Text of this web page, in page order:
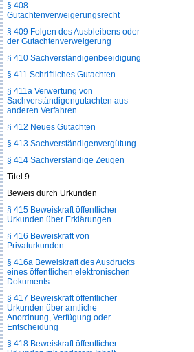
§ 408
Gutachtenverweigerungsrecht
§ 409 Folgen des Ausbleibens oder
der Gutachtenverweigerung
§ 410 Sachverständigenbeeidigung
§ 411 Schriftliches Gutachten
§ 411a Verwertung von
Sachverständigengutachten aus
anderen Verfahren
§ 412 Neues Gutachten
§ 413 Sachverständigenvergütung
§ 414 Sachverständige Zeugen
Titel 9
Beweis durch Urkunden
§ 415 Beweiskraft öffentlicher
Urkunden über Erklärungen
§ 416 Beweiskraft von
Privaturkunden
§ 416a Beweiskraft des Ausdrucks
eines öffentlichen elektronischen
Dokuments
§ 417 Beweiskraft öffentlicher
Urkunden über amtliche
Anordnung, Verfügung oder
Entscheidung
§ 418 Beweiskraft öffentlicher